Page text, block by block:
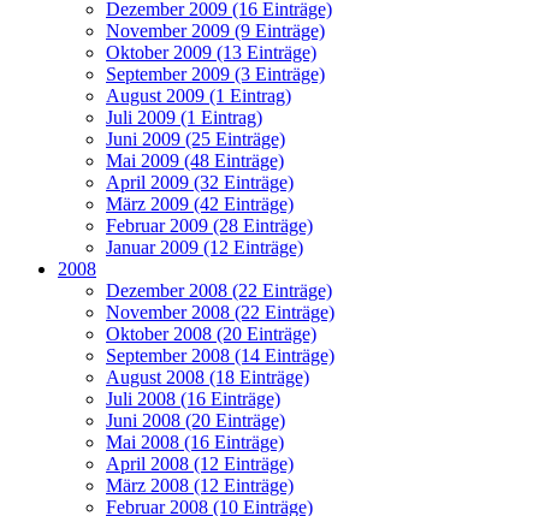
Dezember 2009 (16 Einträge)
November 2009 (9 Einträge)
Oktober 2009 (13 Einträge)
September 2009 (3 Einträge)
August 2009 (1 Eintrag)
Juli 2009 (1 Eintrag)
Juni 2009 (25 Einträge)
Mai 2009 (48 Einträge)
April 2009 (32 Einträge)
März 2009 (42 Einträge)
Februar 2009 (28 Einträge)
Januar 2009 (12 Einträge)
2008
Dezember 2008 (22 Einträge)
November 2008 (22 Einträge)
Oktober 2008 (20 Einträge)
September 2008 (14 Einträge)
August 2008 (18 Einträge)
Juli 2008 (16 Einträge)
Juni 2008 (20 Einträge)
Mai 2008 (16 Einträge)
April 2008 (12 Einträge)
März 2008 (12 Einträge)
Februar 2008 (10 Einträge)